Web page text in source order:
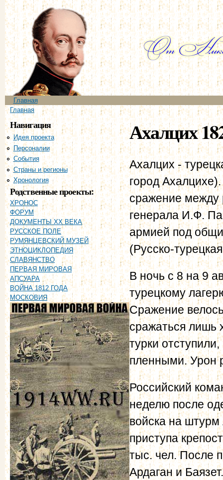
Главное меню
Главная
Вы здесь
Главная
Навигация
Идея проекта
Персоналии
События
Страны и регионы
Хронология
Родственные проекты:
ХРОНОС
ФОРУМ
ДОКУМЕНТЫ XX ВЕКА
РУССКОЕ ПОЛЕ
РУМЯНЦЕВСКИЙ МУЗЕЙ
ЭТНОЦИКЛОПЕДИЯ
СЛАВЯНСТВО
ПЕРВАЯ МИРОВАЯ
АПСУАРА
ВОЙНА 1812 ГОДА
МОСКОВИЯ
Ахалцих
Ахалцих -
город
сражение между
генерала И.Ф.
армией под
(Русско-
В ночь с 8 на 9
турецкому
Сражение
сражаться лишь
турки
пленными. Урон
Российский
неделю после
войска на
приступа
тыс. чел. После
Ардаган и